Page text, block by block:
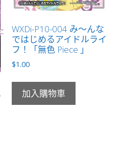
WXDi-P10-004 み～んな
ではじめるアイドルライ
フ！「無色 Piece 」
$1.00
加入購物車